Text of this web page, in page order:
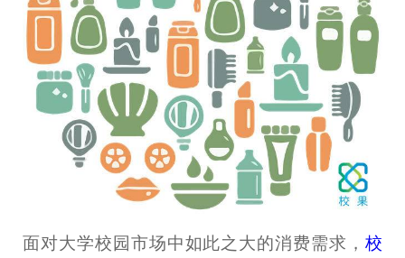
面对大学校园市场中如此之大的消费需求， 校